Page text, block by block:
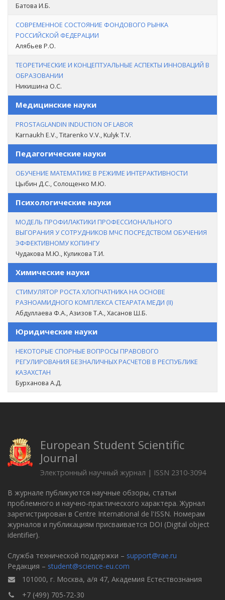
Батова И.Б.
СОВРЕМЕННОЕ СОСТОЯНИЕ ФОНДОВОГО РЫНКА
РОССИЙСКОЙ ФЕДЕРАЦИИ
Алябьев Р.О.
ТЕОРЕТИЧЕСКИЕ И КОНЦЕПТУАЛЬНЫЕ АСПЕКТЫ ИННОВАЦИЙ В
ОБРАЗОВАНИИ
Никишина О.С.
Медицинские науки
PROSTAGLANDIN INDUCTION OF LABOR
Karnaukh E.V., Titarenko V.V., Kulyk T.V.
Педагогические науки
ОБУЧЕНИЕ МАТЕМАТИКЕ В РЕЖИМЕ ИНТЕРАКТИВНОСТИ
Цыбин Д.С., Солощенко М.Ю.
Психологические науки
МОДЕЛЬ ПРОФИЛАКТИКИ ПРОФЕССИОНАЛЬНОГО
ВЫГОРАНИЯ У СОТРУДНИКОВ МЧС ПОСРЕДСТВОМ ОБУЧЕНИЯ
ЭФФЕКТИВНОМУ КОПИНГУ
Чудакова М.Ю., Куликова Т.И.
Химические науки
СТИМУЛЯТОР РОСТА ХЛОПЧАТНИКА НА ОСНОВЕ
РАЗНОАМИДНОГО КОМПЛЕКСА СТЕАРАТА МЕДИ (II)
Абдуллаева Ф.А., Азизов Т.А., Хасанов Ш.Б.
Юридические науки
НЕКОТОРЫЕ СПОРНЫЕ ВОПРОСЫ ПРАВОВОГО
РЕГУЛИРОВАНИЯ БЕЗНАЛИЧНЫХ РАСЧЕТОВ В РЕСПУБЛИКЕ
КАЗАХСТАН
Бурханова А.Д.
European Student Scientific
Journal
Электронный научный журнал | ISSN 2310-3094
В журнале публикуются научные обзоры, статьи
проблемного и научно-практического характера. Журнал
зарегистрирован в Centre International de l'ISSN. Номерам
журналов и публикациям присваивается DOI (Digital object
identifier).
Служба технической поддержки – support@rae.ru
Редакция – student@science-eu.com
101000, г. Москва, а/я 47, Академия Естествознания
+7 (499) 705-72-30